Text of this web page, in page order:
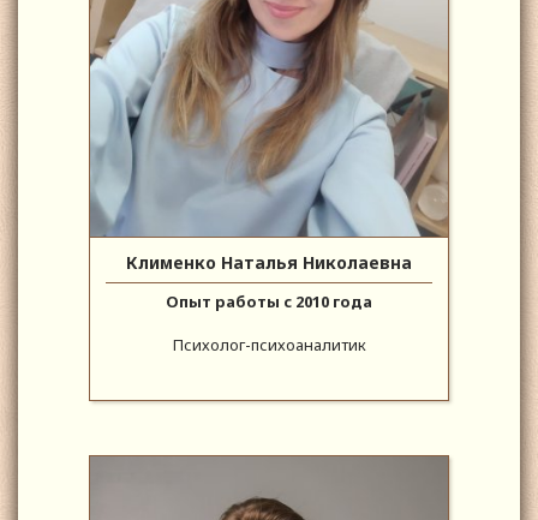
Клименко Наталья Николаевна
Опыт работы с 2010 года
Психолог-психоаналитик